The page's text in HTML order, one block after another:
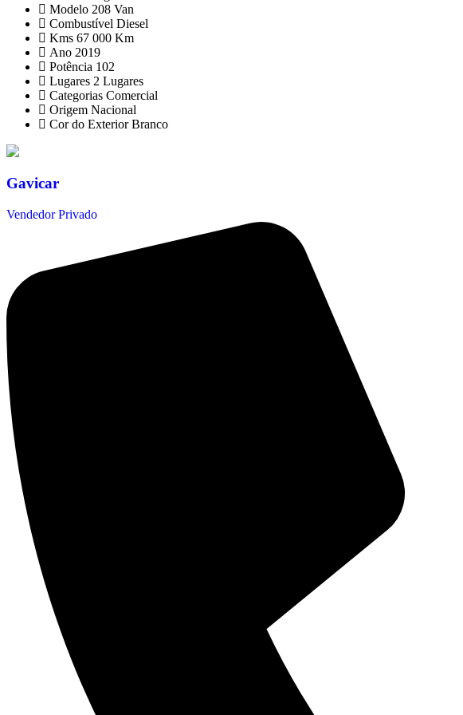
Modelo 208 Van
Combustível Diesel
Kms 67 000 Km
Ano 2019
Potência 102
Lugares 2 Lugares
Categorias Comercial
Origem Nacional
Cor do ExteriorBranco
Gavicar
Vendedor Privado